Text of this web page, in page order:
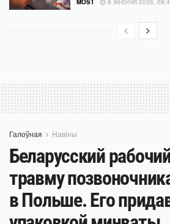
MOST 6 ЖНІЎНЯ 2026,
Галоўная Навіны
Беларусский
травму
в Польше. Его